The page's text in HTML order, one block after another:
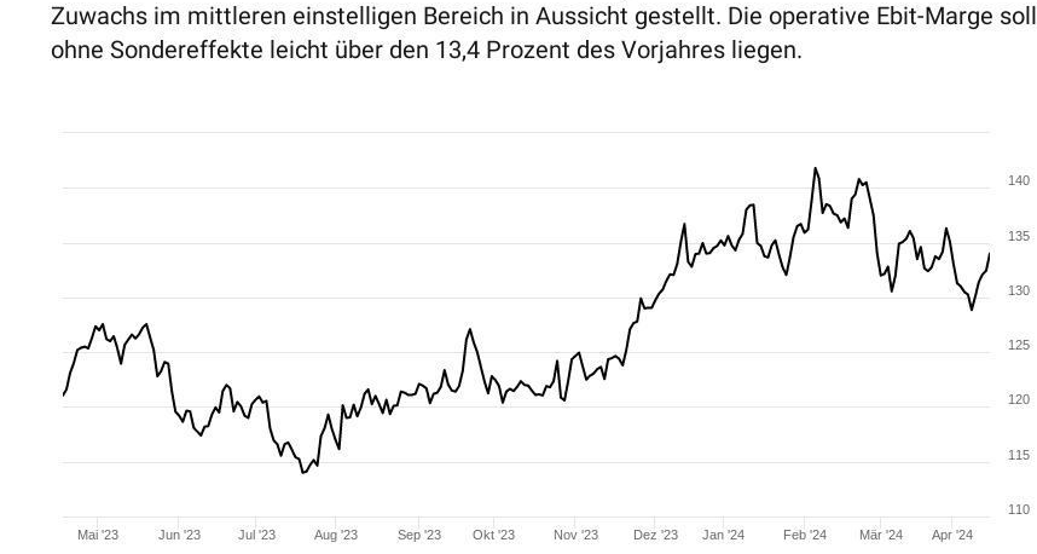
Zuwachs im mittleren einstelligen Bereich in Aussicht gestellt. Die operative Ebit-Marge soll
ohne Sondereffekte leicht über den 13,4 Prozent des Vorjahres liegen.
Mai '23 Jun '23 Jul '23 Aug '23 Sep '23 Okt '23 Nov '23 Dez '23 Jan '24 Feb '24 Mär '24 Apr '24
110
115
120
125
130
135
140